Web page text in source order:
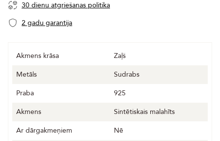
30 dienu atgriešanas politika
2 gadu garantija
Akmens krāsa
Zaļš
Metāls
Sudrabs
Praba
925
Akmens
Sintētiskais malahīts
Ar dārgakmeņiem
Nē